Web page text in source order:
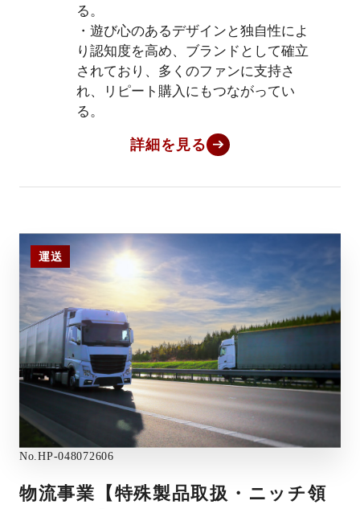
る。
・遊び心のあるデザインと独自性によ
り認知度を高め、ブランドとして確立
されており、多くのファンに支持さ
れ、リピート購入にもつながってい
る。
詳細を見る
運送
No.HP-048072606
物流事業【特殊製品取扱・ニッチ領